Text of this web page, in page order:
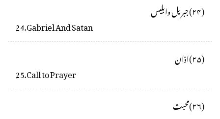
(۲۴)جبریل وابلیس
24.Gabriel And Satan
(۲۵)اذان
25.Call to Prayer
(۲۶)محبت